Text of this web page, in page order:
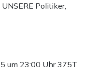
Politiker,
um 23:00 Uhr375T